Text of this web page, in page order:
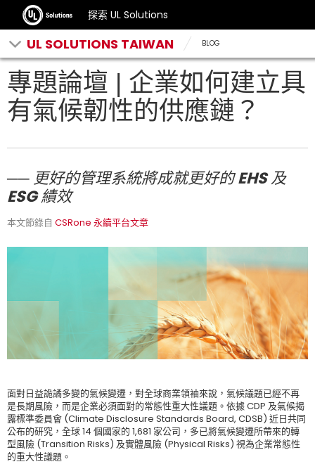
探索 UL Solutions
UL SOLUTIONS TAIWAN BLOG
專題論壇 | 企業如何建立具
有氣候韌性的供應鏈？
── 更好的管理系統將成就更好的 EHS 及
ESG 績效
本文節錄自 CSRone 永續平台文章
面對日益詭譎多變的氣候變遷，對全球商業領袖來說，氣候議題已經不再
是長期風險，而是企業必須面對的常態性重大性議題。依據 CDP 及氣候揭
露標準委員會 (Climate Disclosure Standards Board, CDSB) 近日共同
公布的研究，全球 14 個國家的 1,681 家公司，多已將氣候變遷所帶來的轉
型風險 (Transition Risks) 及實體風險 (Physical Risks) 視為企業常態性
的重大性議題。